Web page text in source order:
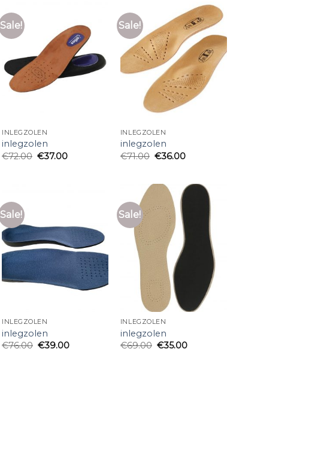
Sale!
INLEGZOLEN
inlegzolen
€72.00 €37.00
Sale!
INLEGZOLEN
inlegzolen
€71.00 €36.00
Sale!
INLEGZOLEN
inlegzolen
€76.00 €39.00
Sale!
INLEGZOLEN
inlegzolen
€69.00 €35.00